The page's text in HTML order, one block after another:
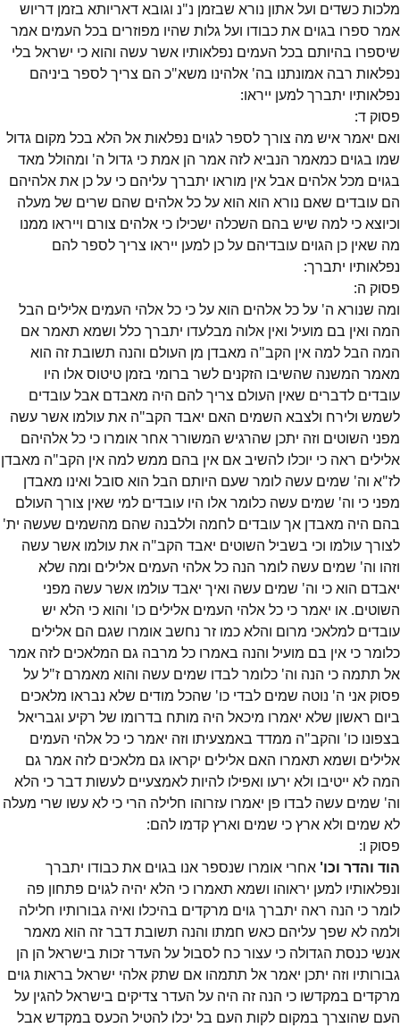
מלכות כשדים ועל אתון נורא שבזמן נ"נ וגובא דאריותא בזמן דריוש
אמר ספרו בגוים את כבודו ועל גלות שהיו מפוזרים בכל העמים אמר
שיספרו בהיותם בכל העמים נפלאותיו אשר עשה והוא כי ישראל בלי
נפלאות רבה אמונתנו בה' אלהינו משא"כ הם צריך לספר ביניהם
נפלאותיו יתברך למען ייראו:
פסוק ד:
ואם יאמר איש מה צורך לספר לגוים נפלאות אל הלא בכל מקום גדול
שמו בגוים כמאמר הנביא לזה אמר הן אמת כי גדול ה' ומהולל מאד
בגוים מכל אלהים אבל אין מוראו יתברך עליהם כי על כן את אלהיהם
הם עובדים שאם נורא הוא הוא על כל אלהים שהם שרים של מעלה
וכיוצא כי למה שיש בהם השכלה ישכילו כי אלהים צורם וייראו ממנו
מה שאין כן הגוים עובדיהם על כן למען ייראו צריך לספר להם
נפלאותיו יתברך:
פסוק ה:
ומה שנורא ה' על כל אלהים הוא על כי כל אלהי העמים אלילים הבל
המה ואין בם מועיל ואין אלוה מבלעדו יתברך כלל ושמא תאמר אם
המה הבל למה אין הקב"ה מאבדן מן העולם והנה תשובת זה הוא
מאמר המשנה שהשיבו הזקנים לשר ברומי בזמן טיטוס אלו היו
עובדים לדברים שאין העולם צריך להם היה מאבדם אבל עובדים
לשמש ולירח ולצבא השמים האם יאבד הקב"ה את עולמו אשר עשה
מפני השוטים וזה יתכן שהרגיש המשורר אחר אומרו כי כל אלהיהם
אלילים ראה כי יוכלו להשיב אם אין בהם ממש למה אין הקב"ה מאבדן
לז"א וה' שמים עשה לומר שעם היותם הבל הוא סובל ואינו מאבדן
מפני כי וה' שמים עשה כלומר אלו היו עובדים למי שאין צורך העולם
בהם היה מאבדן אך עובדים לחמה וללבנה שהם מהשמים שעשה ית'
לצורך עולמו וכי בשביל השוטים יאבד הקב"ה את עולמו אשר עשה
וזהו וה' שמים עשה לומר הנה כל אלהי העמים אלילים ומה שלא
יאבדם הוא כי וה' שמים עשה ואיך יאבד עולמו אשר עשה מפני
השוטים. או יאמר כי כל אלהי העמים אלילים כו' והוא כי הלא יש
עובדים למלאכי מרום והלא כמו זר נחשב אומרו שגם הם אלילים
כלומר כי אין בם מועיל והנה באמרו כל מרבה גם המלאכים לזה אמר
אל תתמה כי הנה וה' כלומר לבדו שמים עשה והוא מאמרם ז"ל על
פסוק אני ה' נוטה שמים לבדי כו' שהכל מודים שלא נבראו מלאכים
ביום ראשון שלא יאמרו מיכאל היה מותח בדרומו של רקיע וגבריאל
בצפונו כו' והקב"ה ממדד באמצעיתו וזה יאמר כי כל אלהי העמים
אלילים ושמא תאמרו האם אלילים יקראו גם מלאכים לזה אמר גם
המה לא ייטיבו ולא ירעו ואפילו להיות לאמצעיים לעשות דבר כי הלא
וה' שמים עשה לבדו פן יאמרו עזרוהו חלילה הרי כי לא עשו שרי מעלה
לא שמים ולא ארץ כי שמים וארץ קדמו להם:
פסוק ו:
הוד והדר וכו' אחרי אומרו שנספר אנו בגוים את כבודו יתברך
ונפלאותיו למען יראוהו ושמא תאמרו כי הלא יהיה לגוים פתחון פה
לומר כי הנה ראה יתברך גוים מרקדים בהיכלו ואיה גבורותיו חלילה
ולמה לא שפך עליהם כאש חמתו והנה תשובת דבר זה הוא מאמר
אנשי כנסת הגדולה כי עצור כח לסבול על העדר זכות בישראל הן הן
גבורותיו וזה יתכן יאמר אל תתמהו אם שתק אלהי ישראל בראות גוים
מרקדים במקדשו כי הנה זה היה על העדר צדיקים בישראל להגין על
העם שהוצרך במקום לקות העם בל יכלו להטיל הכעס במקדש אבל